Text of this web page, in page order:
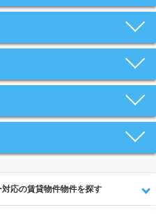
応の賃貸物件物件を探す